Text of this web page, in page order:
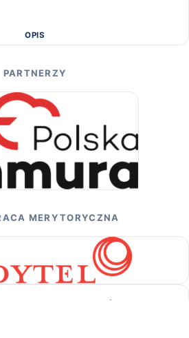
OPIS
PARTNERZY
MERYTORYCZNA